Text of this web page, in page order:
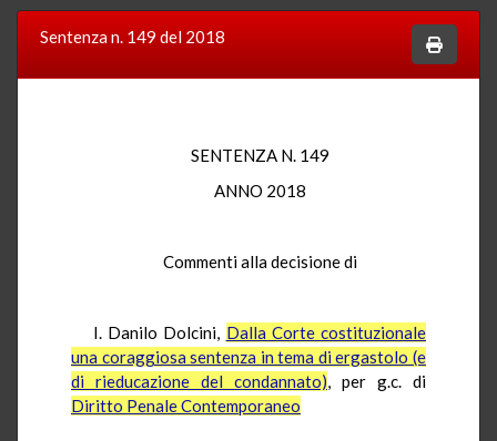
Sentenza n. 149 del 2018
SENTENZA N. 149
ANNO 2018
Commenti alla decisione di
I. Danilo Dolcini, Dalla Corte costituzionale
una coraggiosa sentenza in tema di ergastolo (e
di rieducazione del condannato), per g.c. di
Diritto Penale Contemporaneo